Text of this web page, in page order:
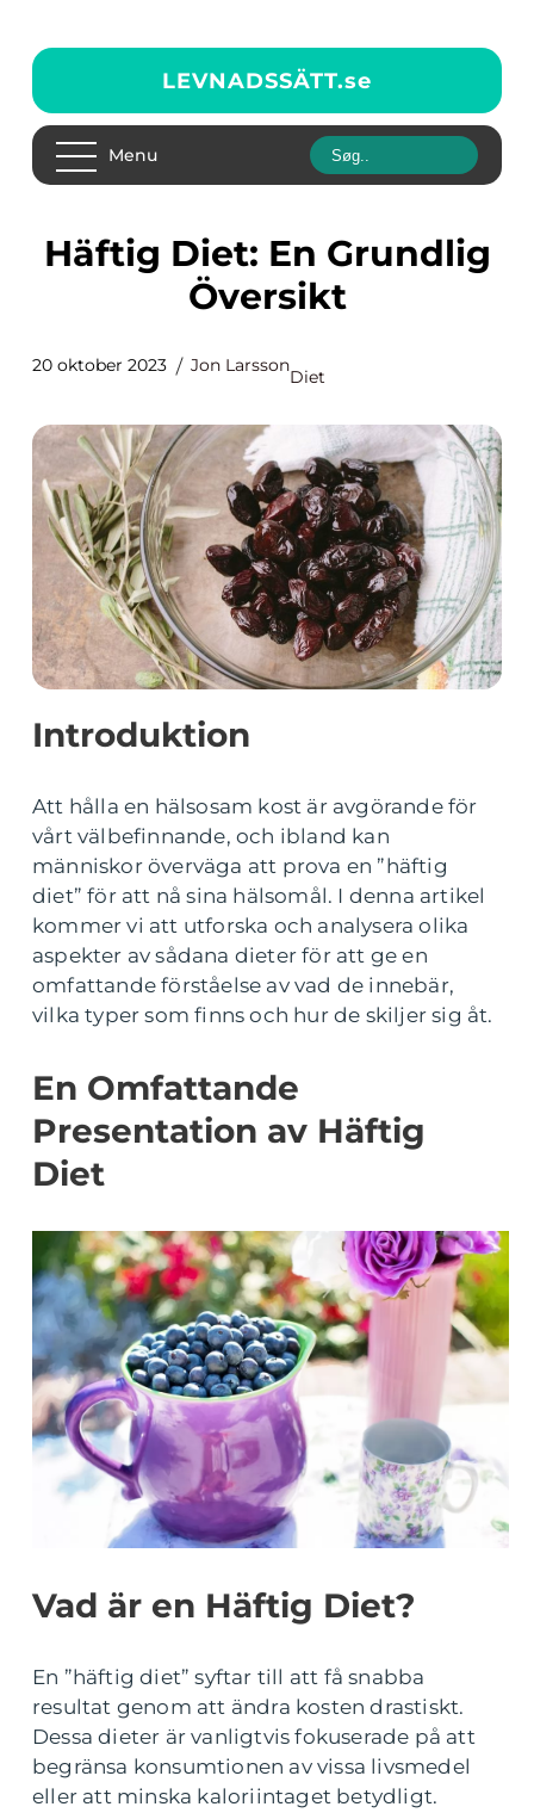
LEVNADSSÄTT.se
Menu
Häftig Diet: En Grundlig
Översikt
20 oktober 2023 Jon Larsson
Diet
Introduktion
Att hålla en hälsosam kost är avgörande för
vårt välbefinnande, och ibland kan
människor överväga att prova en ”häftig
diet” för att nå sina hälsomål. I denna artikel
kommer vi att utforska och analysera olika
aspekter av sådana dieter för att ge en
omfattande förståelse av vad de innebär,
vilka typer som finns och hur de skiljer sig åt.
En Omfattande
Presentation av Häftig
Diet
Vad är en Häftig Diet?
En ”häftig diet” syftar till att få snabba
resultat genom att ändra kosten drastiskt.
Dessa dieter är vanligtvis fokuserade på att
begränsa konsumtionen av vissa livsmedel
eller att minska kaloriintaget betydligt.